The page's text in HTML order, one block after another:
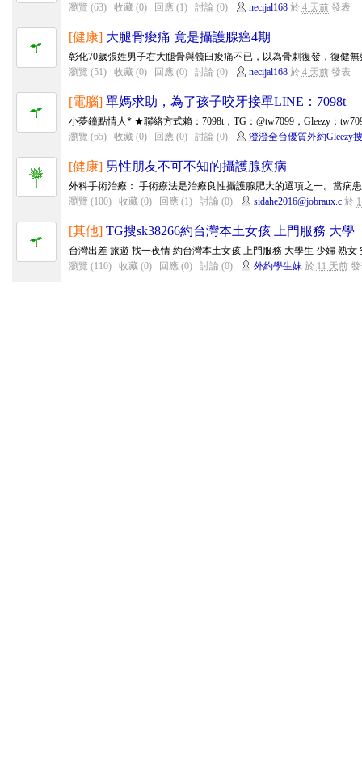
瀏覽 (63)
收藏 (0) 回應 (1) 討論 (0) necijal168於 4 天前發表
[健康] 大腿骨痠痛 竟是攝護腺癌4期
彰化70歲張姓男子右大腿骨與髖臼痠痛不已，以為骨刺復發，復健
瀏覽 (51)
收藏 (0) 回應 (0) 討論 (0) necijal168於 4 天前發表
[電腦] 單媽求助，為了孩子咬牙接單LINE：7098t
小夢鐘點情人* ★聯絡方式賴：7098t，TG：@tw7099，Gleezy：
瀏覽 (65)
收藏 (0) 回應 (0) 討論 (0) 澄澄全台優質外約Gleezy
[健康] 男性朋友不可不知的攝護腺疾病
外科手術治療： 手術療法是治療良性攝護腺肥大的選項之一。當病
瀏覽 (100)
收藏 (0) 回應 (1) 討論 (0) sidahe2016@jobraux.c於
[其他] TG搜sk38266約台灣本土女孩 上門服務 大學
台灣出差 旅遊 找一夜情 約台灣本土女孩 上門服務 大學生 少婦 熟女
瀏覽 (110)
收藏 (0) 回應 (0) 討論 (0) 外約學生妹於 11 天前發